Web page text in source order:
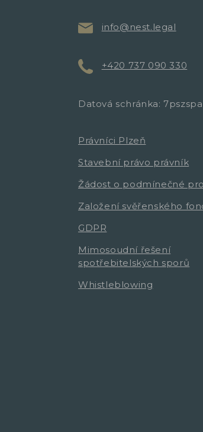
info@nest.legal
+420 737 090 330
Datová schránka: 7pszspa
Právníci Plzeň
Stavební právo právník
Žádost o podmínečné
Založení svěřenského
GDPR
Mimosoudní řešení
spotřebitelských sporů
Whistleblowing